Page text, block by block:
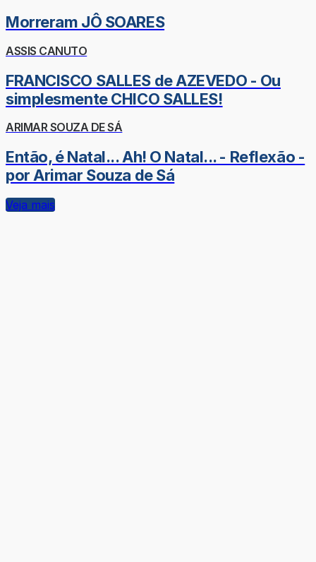
Morreram JÔ SOARES
ASSIS CANUTO
FRANCISCO SALLES de AZEVEDO - Ou
simplesmente CHICO SALLES!
ARIMAR SOUZA DE SÁ
Então, é Natal... Ah! O Natal... - Reflexão -
por Arimar Souza de Sá
Veja mais